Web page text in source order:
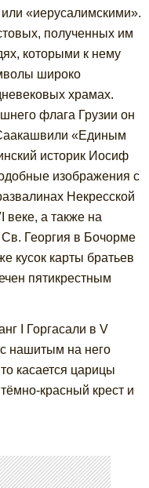
«иерусалимскими».
полученных им
которыми к нему
широко
храмах.
флага Грузии он
«Единым
историк Иосиф
изображения с
Некресской
веке, а также на
Георгия в Бочорме
кусок карты братьев
пятикрестным
I Горгасали в V
с нашитым на него
касается царицы
красный крест и